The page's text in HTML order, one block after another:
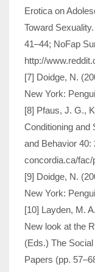
Erotica on
Toward
41–44; NoFap
http://
[7] Doidge, N.
New York:
[8] Pfaus, J. G.,
Conditioning and
and Behavior 40:
concordia.ca/fac/
[9] Doidge, N.
New York:
[10] Layden, M.
New look at the
(Eds.) The
Papers (pp.